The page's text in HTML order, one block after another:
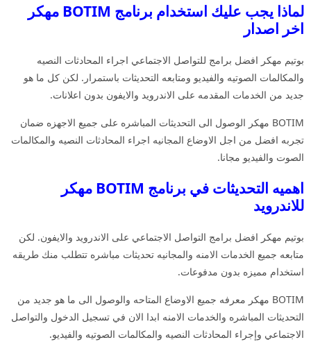
لماذا يجب عليك استخدام برنامج BOTIM مهكر
اخر اصدار
بوتيم مهكر افضل برامج للتواصل الاجتماعي اجراء المحادثات النصيه
والمكالمات الصوتيه والفيديو ومتابعه التحديثات باستمرار. لكن كل ما هو
جديد من الخدمات المقدمه على الاندرويد والايفون بدون اعلانات.
BOTIM مهكر الوصول الى التحديثات المباشره على جميع الاجهزه ضمان
تجربه افضل من اجل الاوضاع المجانيه اجراء المحادثات النصيه والمكالمات
الصوت والفيديو مجانا.
اهميه التحديثات في برنامج BOTIM مهكر
للاندرويد
بوتيم مهكر افضل برامج التواصل الاجتماعي على الاندرويد والايفون. لكن
متابعه جميع الخدمات الامنه والمجانيه تحديثات مباشره تتطلب منك طريقه
استخدام مميزه بدون مدفوعات.
BOTIM مهكر معرفه جميع الاوضاع المتاحه والوصول الى ما هو جديد من
التحديثات المباشره والخدمات الامنه ابدا الان في تسجيل الدخول والتواصل
الاجتماعي وإجراء المحادثات النصيه والمكالمات الصوتيه والفيديو.